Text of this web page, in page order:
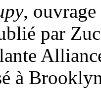
,
par
à